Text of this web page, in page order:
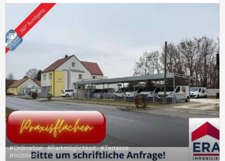
#Ordination #Parkmöglichkeit #Terrasse
#möbliert